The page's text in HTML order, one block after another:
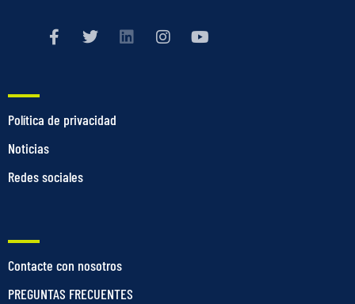
Política de privacidad
Noticias
Redes sociales
Contacte con nosotros
PREGUNTAS FRECUENTES